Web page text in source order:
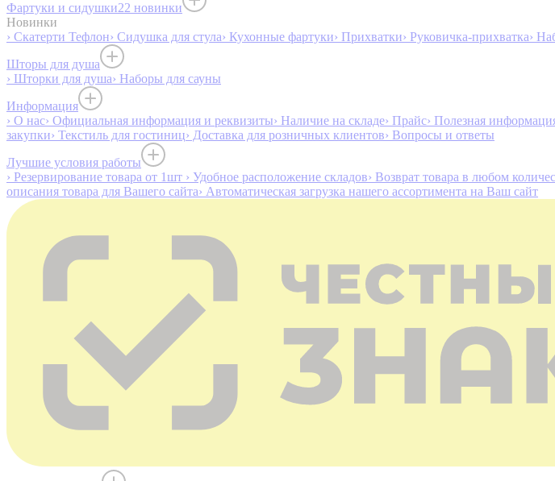
Фартуки и сидушки22 новинки
Новинки
› Скатерти Тефлон› Сидушка для стула› Кухонные фартуки› Прихватки› Руковичка-прихватка›
Шторы для душа
› Шторки для душа› Наборы для сауны
Информация
› О нас› Официальная информация и реквизиты› Наличие на складе› Прайс› Полезная
закупки› Текстиль для гостиниц› Доставка для розничных клиентов› Вопросы и ответы
Лучшие условия работы
› Резервирование товара от 1шт › Удобное расположение складов› Возврат товара в любом
описания товара для Вашего сайта› Автоматическая загрузка нашего ассортимента на Ваш сайт